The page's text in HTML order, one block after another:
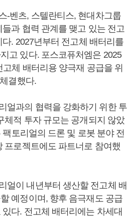
-벤츠, 스텔란티스, 현대차그룹
과 협력 관계를 맺고 있는 전고
. 2027년부터 전고체 배터리를
고 있다. 포스코퓨처엠은 2025
체 배터리용 양극재 공급을 위
결했다.
얼과의 협력을 강화하기 위한 투
체적 투자 규모는 공개되지 않았
토리얼의 드론 및 로봇 분야 전
프로젝트에도 파트너로 참여했
얼이 내년부터 생산할 전고체 배
예정이며, 향후 음극재도 공급
다. 전고체 배터리에는 차세대